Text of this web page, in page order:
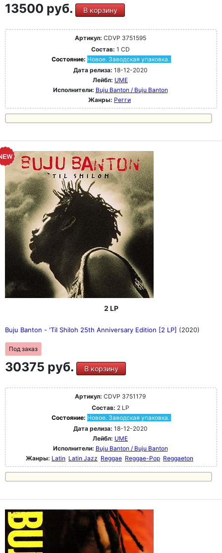
13500 руб. В корзину
Артикул: CDVP 3751595
Состав: 1 CD
Состояние: Новое. Заводская упаковка.
Дата релиза: 18-12-2020
Лейбл: UME
Исполнители: Buju Banton / Buju Banton
Жанры: Регги
2 LP
Buju Banton - 'Til Shiloh 25th Anniversary Edition [2 LP] (2020)
Под заказ
30375 руб. В корзину
Артикул: CDVP 3751179
Состав: 2 LP
Состояние: Новое. Заводская упаковка.
Дата релиза: 18-12-2020
Лейбл: UME
Исполнители: Buju Banton / Buju Banton
Жанры: Latin Latin Jazz Reggae Reggae-Pop Reggaeton